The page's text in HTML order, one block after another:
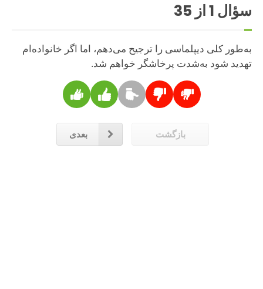
سؤال 1از 35
به‌طور کلی دیپلماسی را ترجیح می‌دهم، اما اگر خانواده‌ام
تهدید شود به‌شدت پرخاشگر خواهم شد.
بازگشت بعدی